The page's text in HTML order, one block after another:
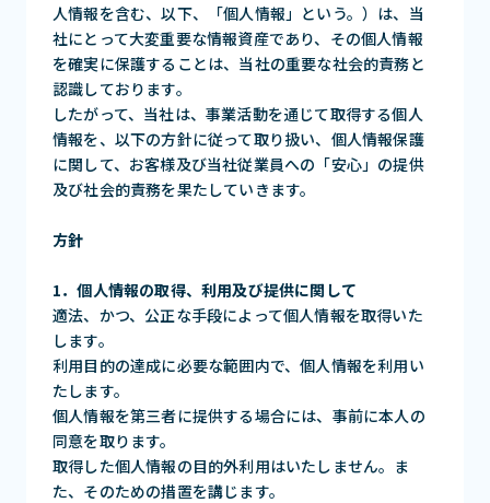
人情報を含む、以下、「個人情報」という。）は、当
社にとって大変重要な情報資産であり、その個人情報
を確実に保護することは、当社の重要な社会的責務と
認識しております。
したがって、当社は、事業活動を通じて取得する個人
情報を、以下の方針に従って取り扱い、個人情報保護
に関して、お客様及び当社従業員への「安心」の提供
及び社会的責務を果たしていきます。
方針
1．個人情報の取得、利用及び提供に関して
適法、かつ、公正な手段によって個人情報を取得いた
します。
利用目的の達成に必要な範囲内で、個人情報を利用い
たします。
個人情報を第三者に提供する場合には、事前に本人の
同意を取ります。
取得した個人情報の目的外利用はいたしません。ま
た、そのための措置を講じます。